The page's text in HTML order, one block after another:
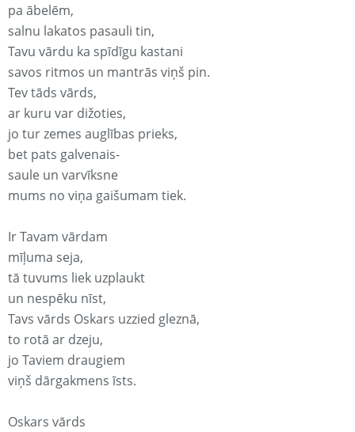
pa ābelēm,
salnu lakatos pasauli tin,
Tavu vārdu ka spīdīgu kastani
savos ritmos un mantrās viņš pin.
Tev tāds vārds,
ar kuru var dižoties,
jo tur zemes auglības prieks,
bet pats galvenais-
saule un varvīksne
mums no viņa gaišumam tiek.
Ir Tavam vārdam
mīļuma seja,
tā tuvums liek uzplaukt
un nespēku nīst,
Tavs vārds Oskars uzzied gleznā,
to rotā ar dzeju,
jo Taviem draugiem
viņš dārgakmens īsts.
Oskars vārds